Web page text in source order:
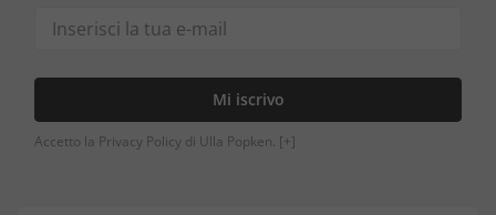
Mi iscrivo
Accetto la Privacy Policy di Ulla Popken. [+]